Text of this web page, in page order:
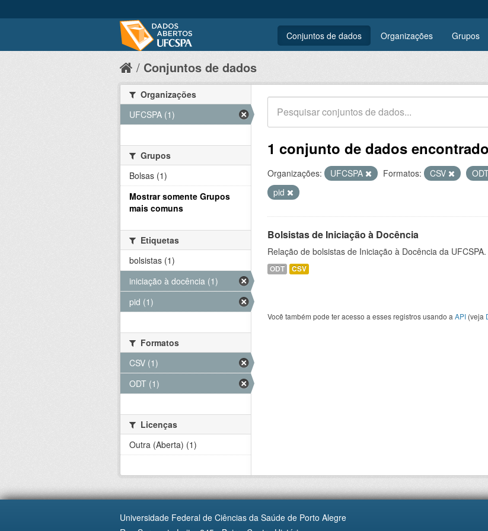
Conjuntos de dados Organizações Grupos
Conjuntos de dados
1 conjunto de dados encontrado
Organizações: UFCSPA Formatos: CSV
pid
Bolsistas de Iniciação à Docência
Relação de bolsistas de Iniciação à Docência da UFCSPA.
ODT CSV
Você também pode ter acesso a esses registros usando a API (veja
Organizações
UFCSPA (1)
Grupos
Bolsas (1)
Mostrar somente Grupos
mais comuns
Etiquetas
bolsistas (1)
iniciação à docência (1)
pid (1)
Formatos
CSV (1)
ODT (1)
Licenças
Outra (Aberta) (1)
Universidade Federal de Ciências da Saúde de Porto Alegre